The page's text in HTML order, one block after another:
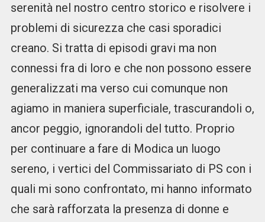
serenità nel nostro centro storico e risolvere i
problemi di sicurezza che casi sporadici
creano. Si tratta di episodi gravi ma non
connessi fra di loro e che non possono essere
generalizzati ma verso cui comunque non
agiamo in maniera superficiale, trascurandoli o,
ancor peggio, ignorandoli del tutto. Proprio
per continuare a fare di Modica un luogo
sereno, i vertici del Commissariato di PS con i
quali mi sono confrontato, mi hanno informato
che sarà rafforzata la presenza di donne e